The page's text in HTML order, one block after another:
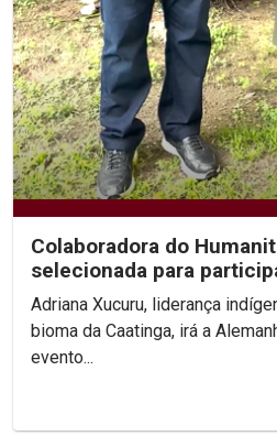
Colaboradora do
selecionada para
internacional...
Adriana Xucuru, liderança
bioma da Caatinga, irá a
evento...